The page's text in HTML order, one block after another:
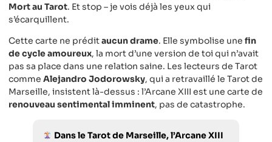
Mort au Tarot. Et stop – je vois déjà les yeux qui
s’écarquillent.
Cette carte ne préditaucun drame. Elle symbolise une fin
de cycle amoureux, la mort d’une version de toi qui n’avait
pas sa place dans une relation saine. Les lecteurs de Tarot
comme Alejandro Jodorowsky, qui a retravaillé le Tarot de
Marseille, insistent là-dessus : l’Arcane XIII est une carte de
renouveau sentimental imminent, pas de catastrophe.
Dans le Tarot de Marseille, l’Arcane XIII